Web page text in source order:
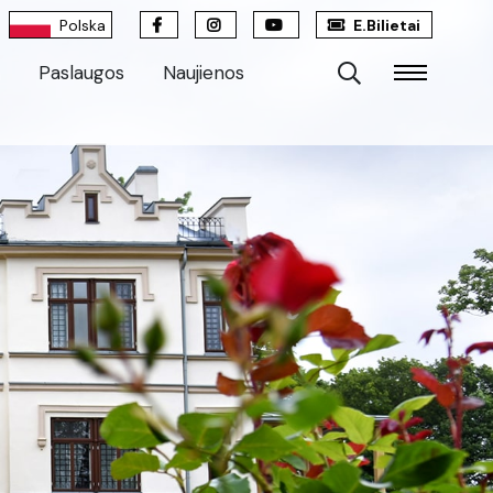
Paslaugos Naujienos
Polska E.Bilietai